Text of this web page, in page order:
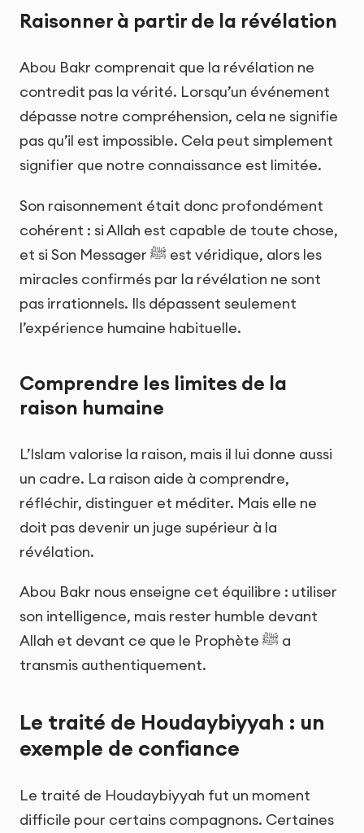
Raisonner à partir de la révélation
Abou Bakr comprenait que la révélation ne
contredit pas la vérité. Lorsqu’un événement
dépasse notre compréhension, cela ne signifie
pas qu’il est impossible. Cela peut simplement
signifier que notre connaissance est limitée.
Son raisonnement était donc profondément
cohérent : si Allah est capable de toute chose,
et si Son Messager ﷺ est véridique, alors les
miracles confirmés par la révélation ne sont
pas irrationnels. Ils dépassent seulement
l’expérience humaine habituelle.
Comprendre les limites de la
raison humaine
L’Islam valorise la raison, mais il lui donne aussi
un cadre. La raison aide à comprendre,
réfléchir, distinguer et méditer. Mais elle ne
doit pas devenir un juge supérieur à la
révélation.
Abou Bakr nous enseigne cet équilibre : utiliser
son intelligence, mais rester humble devant
Allah et devant ce que le Prophète ﷺ a
transmis authentiquement.
Le traité de Houdaybiyyah : un
exemple de confiance
Le traité de Houdaybiyyah fut un moment
difficile pour certains compagnons. Certaines